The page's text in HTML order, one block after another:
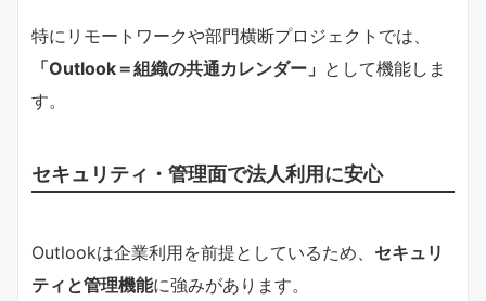
特にリモートワークや部門横断プロジェクトでは、
「Outlook＝組織の共通カレンダー」 として機能しま
す。
セキュリティ・管理面で法人利用に安心
Outlookは企業利用を前提としているため、 セキュリ
ティと管理機能に強みがあります。